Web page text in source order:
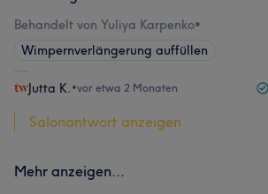
Behandelt von Yuliya Karpenko•
Wimpernverlängerung auffüllen
Jutta K. •vor etwa 2 Monaten
Salonantwort anzeigen
Mehr anzeigen...